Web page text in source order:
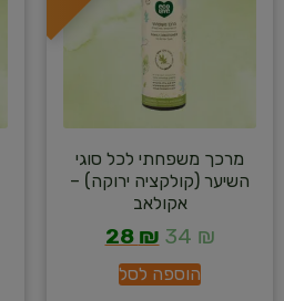
מרכך משפחתי לכל סוגי
השיער (קולקציה ירוקה) –
אקולאב
34 ₪
28 ₪
הוספה לסל